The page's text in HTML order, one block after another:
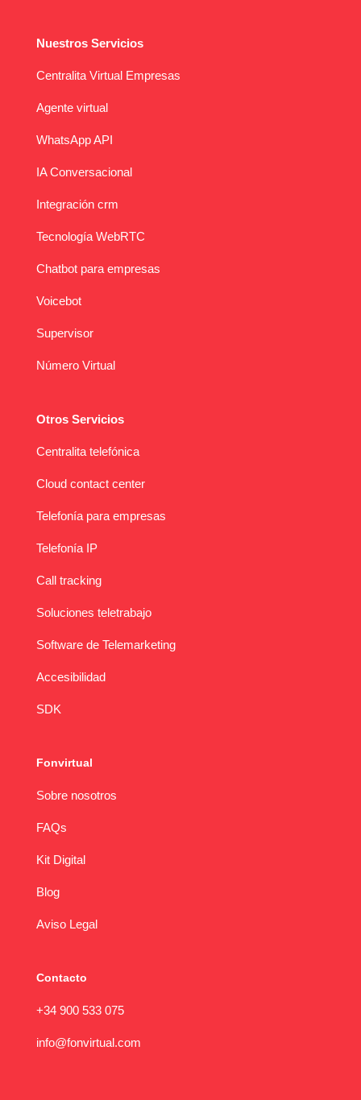
Nuestros Servicios
Centralita Virtual Empresas
Agente virtual
WhatsApp API
IA Conversacional
Integración crm
Tecnología WebRTC
Chatbot para empresas
Voicebot
Supervisor
Número Virtual
Otros Servicios
Centralita telefónica
Cloud contact center
Telefonía para empresas
Telefonía IP
Call tracking
Soluciones teletrabajo
Software de Telemarketing
Accesibilidad
SDK
Fonvirtual
Sobre nosotros
FAQs
Kit Digital
Blog
Aviso Legal
Contacto
+34 900 533 075
info@fonvirtual.com